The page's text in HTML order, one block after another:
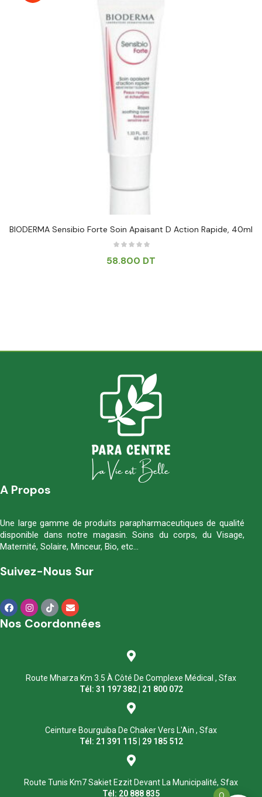
BIODERMA Sensibio Forte Soin Apaisant D Action Rapide, 40ml
58.800 DT
A Propos
Une large gamme de produits parapharmaceutiques de qualité
disponible dans notre magasin. Soins du corps, du Visage,
Maternité, Solaire, Minceur, Bio, etc…
Suivez-Nous Sur
Nos Coordonnées
Route Mharza Km 3.5 À Côté De Complexe Médical , Sfax
Tél: 31 197 382 | 21 800 072
Ceinture Bourguiba De Chaker Vers L'Ain , Sfax
Tél: 21 391 115 | 29 185 512
Route Tunis Km7 Sakiet Ezzit Devant La Municipalité, Sfax
Tél: 20 888 835